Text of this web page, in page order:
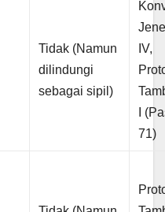
Tidak (Namun
dilindungi
sebagai sipil)
IV,
I
71)